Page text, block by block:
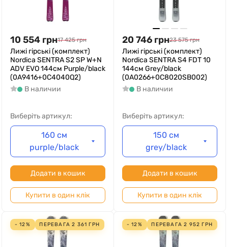
10 554 грн17 425 грн
Лижі гірські (комплект)
Nordica SENTRA S2 SP W+N
ADV EVO 144см Purple/black
(0A9416+0C4040Q2)
В наличии
Виберіть артикул:
160 см
purple/black
Додати в кошик
Купити в один клік
20 746 грн23 575 грн
Лижі гірські (комплект)
Nordica SENTRA S4 FDT 10
144см Grey/black
(0A0266+0C8020SB002)
В наличии
Виберіть артикул:
150 см
grey/black
Додати в кошик
Купити в один клік
- 12% ПЕРЕВАГА2 361 ГРН - 12% ПЕРЕВАГА2 952 ГРН